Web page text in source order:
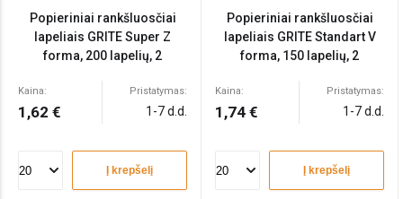
Popieriniai rankšluosčiai
lapeliais GRITE Super Z
forma, 200 lapelių, 2
Kaina:
1,62 €
Pristatymas:
1-7 d.d.
Į krepšelį
Popieriniai rankšluosčiai
lapeliais GRITE Standart V
forma, 150 lapelių, 2
Kaina:
1,74 €
Pristatymas:
1-7 d.d.
Į krepšelį